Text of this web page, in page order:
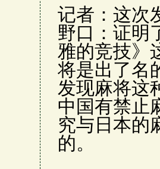
记者：这次
野口：证明
雅的竞技》
将是出了名
发现麻将这
中国有禁止
究与日本的
的。